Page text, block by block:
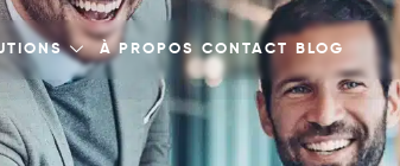
À PROPOS CONTACT BLOG